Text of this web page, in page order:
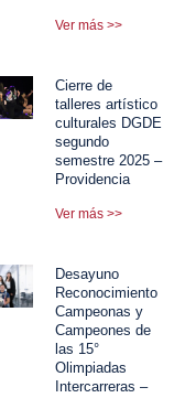
Ver más >>
Cierre de
talleres artístico
culturales DGDE
segundo
semestre 2025 –
Providencia
Ver más >>
Desayuno
Reconocimiento
Campeonas y
Campeones de
las 15°
Olimpiadas
Intercarreras –